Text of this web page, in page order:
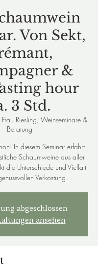
Von Sekt,
&
hour
3 Std.
Frau Riesling, Weinseminare &
Beratung
In diesem Seminar erfahrt
Schaumweine aus aller
die Unterschiede und Vielfalt
Verkostung.
abgeschlossen
ansehen